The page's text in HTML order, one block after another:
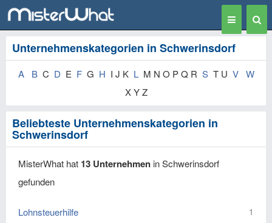
Toggle
navigation
Unternehmenskategorien in Schwerinsdorf
A B C D E F G H I J K L M N O P Q R S T U V W
X Y Z
Beliebteste Unternehmenskategorien in
Schwerinsdorf
MisterWhat hat 13 Unternehmen in Schwerinsdorf
gefunden
Lohnsteuerhilfe 1